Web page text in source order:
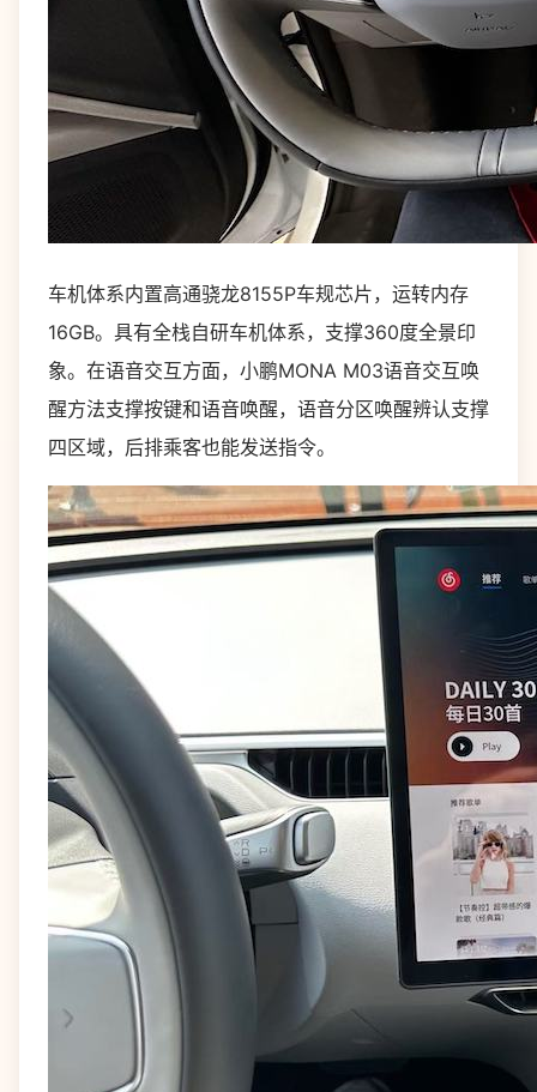
车机体系内置高通骁龙8155P车规芯片，运转内存
16GB。具有全栈自研车机体系，支撑360度全景印
象。在语音交互方面，小鹏MONA M03语音交互唤
醒方法支撑按键和语音唤醒，语音分区唤醒辨认支撑
四区域，后排乘客也能发送指令。